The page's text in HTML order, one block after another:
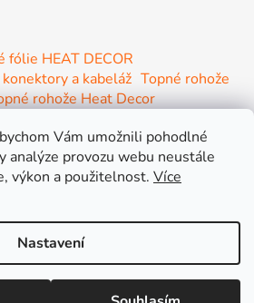
Vám umožnili pohodlné
analýze provozu webu neustále
výkon a použitelnost. Více
Nastavení
objednávka? Připravíme Vám výhodnou
fólie HEAT DECOR
a kabeláž Topné rohože
rohože Heat Decor
/ Topné Infrapanely
NIRE s Infra ohřevem
Vytvořil Shoptet